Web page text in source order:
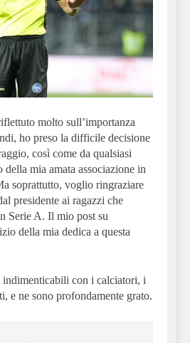
molto sull’importanza
ho preso la difficile decisione
così come da qualsiasi
mia amata associazione in
soprattutto, voglio ringraziare
presidente ai ragazzi che
Serie A. Il mio post su
della mia dedica a questa
indimenticabili con i calciatori, i
e ne sono profondamente grato.